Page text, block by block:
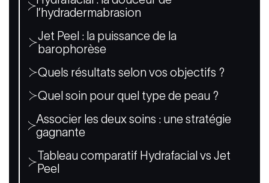
l’hydradermabrasion
Jet Peel : la puissance de la
barophorèse
Quels résultats selon vos objectifs ?
Quel soin pour quel type de peau ?
Associer les deux soins : une stratégie
gagnante
Tableau comparatif Hydrafacial vs Jet
Peel